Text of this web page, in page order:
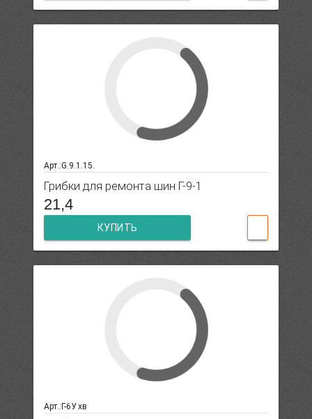
Арт.:G.9.1.15.
Грибки для ремонта шин Г-9-1
21,4
КУПИТЬ
Арт.:Г-6У хв